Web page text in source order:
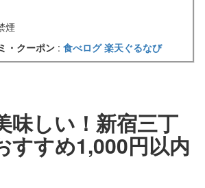
煙
・クーポン : 食べログ楽天ぐるなび
味しい！新宿三丁
すすめ1,000円以内